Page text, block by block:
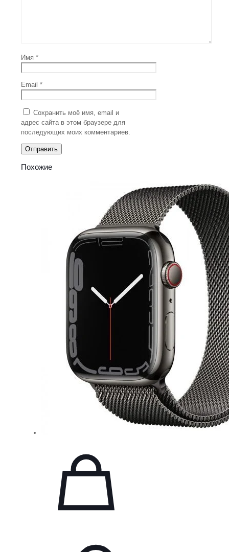
Имя *
Email *
Сохранить моё имя, email и
адрес сайта в этом браузере для
последующих моих комментариев.
Похожие